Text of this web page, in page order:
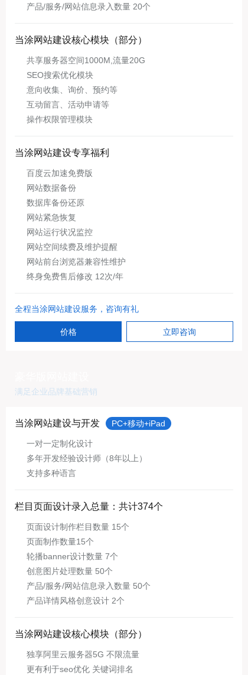
产品/服务/网站信息录入数量 20个
当涂网站建设核心模块（部分）
共享服务器空间1000M,流量20G
SEO搜索优化模块
意向收集、询价、预约等
互动留言、活动申请等
操作权限管理模块
当涂网站建设专享福利
百度云加速免费版
网站数据备份
数据库备份还原
网站紧急恢复
网站运行状况监控
网站空间续费及维护提醒
网站前台浏览器兼容性维护
终身免费售后修改 12次/年
全程当涂网站建设服务，咨询有礼
价格 立即咨询
满足企业品牌基础营销
当涂网站建设与开发 PC+移动+iPad
一对一定制化设计
多年开发经验设计师（8年以上）
支持多种语言
栏目页面设计录入总量：共计374个
页面设计制作栏目数量 15个
页面制作数量15个
轮播banner设计数量 7个
创意图片处理数量 50个
产品/服务/网站信息录入数量 50个
产品详情风格创意设计 2个
当涂网站建设核心模块（部分）
独享阿里云服务器5G 不限流量
更有利于seo优化 关键词排名